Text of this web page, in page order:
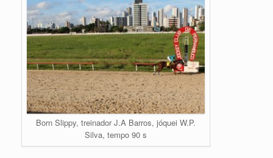
Born Slippy, treinador J.A Barros, jóquei W.P.
Silva, tempo 90 s